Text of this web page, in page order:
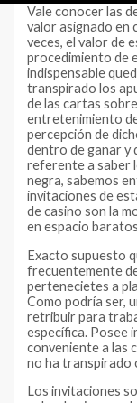
Vale conocer las
valor asignado en
veces, el valor de
procedimiento de
indispensable
transpirado los
de las cartas
entretenimiento
percepción de
dentro de ganar y
referente a saber
negra, sabemos
invitaciones de
de casino son la
en espacio
Exacto supuesto
frecuentemente
pertenecietes a
Como podrí­a ser,
retribuir para
específica. Posee
conveniente a las
no ha transpirado
Los invitaciones